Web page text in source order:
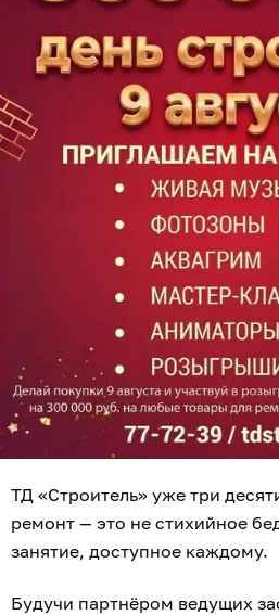
ТД «Строитель» уже три
ремонт — это не стихийное
занятие, доступное каждому.
Будучи партнёром ведущих